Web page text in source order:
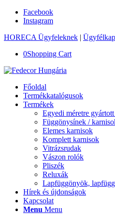
Facebook
Instagram
HORECA Ügyfeleknek |
0Shopping Cart
Főoldal
Termékkatalógusok
Termékek
Egyedi méretre
Függönysínek /
Elemes karnisok
Komplett karnisok
Vitrázsrudak
Vászon rolók
Pliszék
Reluxák
Lapfüggönyök,
Hírek és újdonságok
Kapcsolat
Menu Menu